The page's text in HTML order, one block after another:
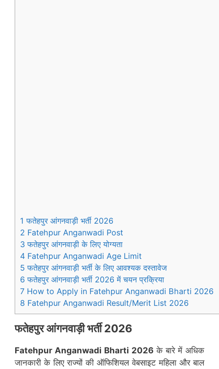
1 फतेहपुर आंगनवाड़ी भर्ती 2026
2 Fatehpur Anganwadi Post
3 फतेहपुर आंगनवाड़ी के लिए योग्यता
4 Fatehpur Anganwadi Age Limit
5 फतेहपुर आंगनवाड़ी भर्ती के लिए आवश्यक दस्तावेज
6 फतेहपुर आंगनवाड़ी भर्ती 2026 में चयन प्रक्रिया
7 How to Apply in Fatehpur Anganwadi Bharti 2026
8 Fatehpur Anganwadi Result/Merit List 2026
फतेहपुरआंगनवाड़ी भर्ती 2026
Fatehpur Anganwadi Bharti 2026 के बारे में अधिक
जानकारी के लिए राज्यों की ऑफिशियल वेबसाइट महिला और बाल